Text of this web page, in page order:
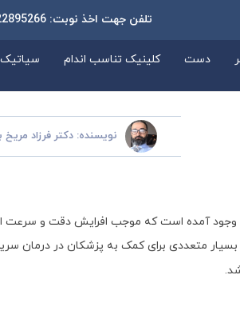
تلفن جهت اخذ نوبت: 22895266-021
دست کلینیک تناسب اندام سیاتیک
نویسنده: دکتر فرزاد مریخ
وجود آمده است که موجب افرایش دقت و سرعت
متعددی برای کمک به پزشکان در درمان